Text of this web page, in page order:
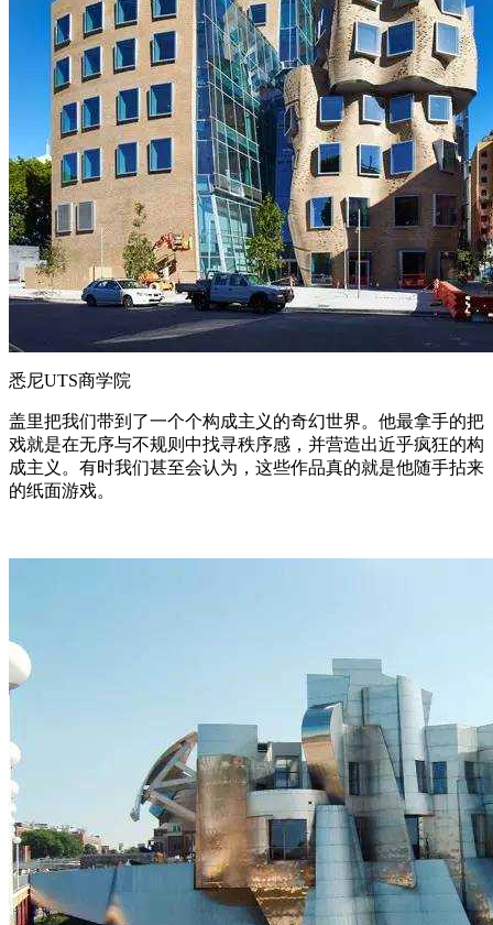
悉尼UTS商学院
盖里把我们带到了一个个构成主义的奇幻世界。他最拿手的把
戏就是在无序与不规则中找寻秩序感，并营造出近乎疯狂的构
成主义。有时我们甚至会认为，这些作品真的就是他随手拈来
的纸面游戏。